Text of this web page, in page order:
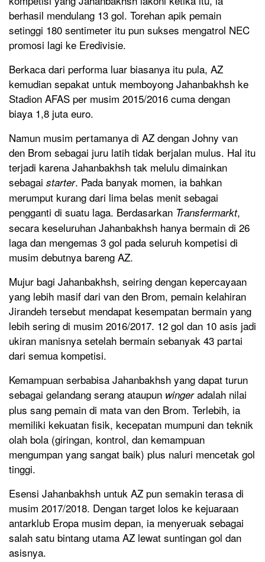
berhasil mendulang 13 gol. Torehan apik pemain
setinggi 180 sentimeter itu pun sukses mengatrol NEC
promosi lagi ke Eredivisie.
Berkaca dari performa luar biasanya itu pula, AZ
kemudian sepakat untuk memboyong Jahanbakhsh ke
Stadion AFAS per musim 2015/2016 cuma dengan
biaya 1,8 juta euro.
Namun musim pertamanya di AZ dengan Johny van
den Brom sebagai juru latih tidak berjalan mulus. Hal itu
terjadi karena Jahanbakhsh tak melulu dimainkan
sebagai starter. Pada banyak momen, ia bahkan
merumput kurang dari lima belas menit sebagai
pengganti di suatu laga. Berdasarkan Transfermarkt,
secara keseluruhan Jahanbakhsh hanya bermain di 26
laga dan mengemas 3 gol pada seluruh kompetisi di
musim debutnya bareng AZ.
Mujur bagi Jahanbakhsh, seiring dengan kepercayaan
yang lebih masif dari van den Brom, pemain kelahiran
Jirandeh tersebut mendapat kesempatan bermain yang
lebih sering di musim 2016/2017. 12 gol dan 10 asis jadi
ukiran manisnya setelah bermain sebanyak 43 partai
dari semua kompetisi.
Kemampuan serbabisa Jahanbakhsh yang dapat turun
sebagai gelandang serang ataupun wingeradalah nilai
plus sang pemain di mata van den Brom. Terlebih, ia
memiliki kekuatan fisik, kecepatan mumpuni dan teknik
olah bola (giringan, kontrol, dan kemampuan
mengumpan yang sangat baik) plus naluri mencetak gol
tinggi.
Esensi Jahanbakhsh untuk AZ pun semakin terasa di
musim 2017/2018. Dengan target lolos ke kejuaraan
antarklub Eropa musim depan, ia menyeruak sebagai
salah satu bintang utama AZ lewat suntingan gol dan
asisnya.